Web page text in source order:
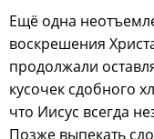
Ещё одна
воскрешения
продолжали
кусочек сдобного
что Иисус всегда
Позже выпекать